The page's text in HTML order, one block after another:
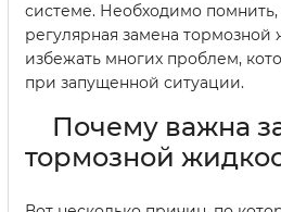
системе. Необходимо
регулярная замена тормозной
избежать многих проблем,
при запущенной ситуации.
Почему важна
тормозной